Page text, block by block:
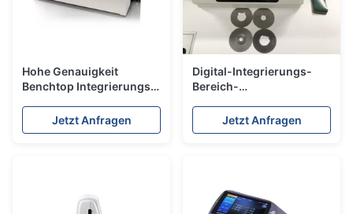
Hohe Genauigkeit
Benchtop Integrierungs-
Spektrofotometer Silk
YS6060 für Farben-
Jetzt Anfragen
Digital-Integrierungs-
Bereich-
Farben-Farbanalysator
für Glasindustrie Ys6060
Jetzt Anfragen